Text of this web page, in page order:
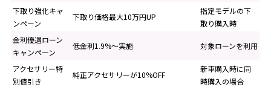
下取り強化キャ
ンペーン
下取り価格最大10万円UP
指定モデルの下
取り購入時
金利優遇ローン
キャンペーン
低金利1.9%～実施 対象ローンを利用
アクセサリー特
別値引き
純正アクセサリーが10%OFF
新車購入時に同
時購入の場合